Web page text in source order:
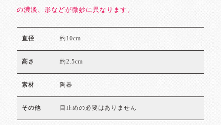
の濃淡、形などが微妙に異なります。
直径 約10cm
高さ 約2.5cm
素材 陶器
その他 目止めの必要はありません